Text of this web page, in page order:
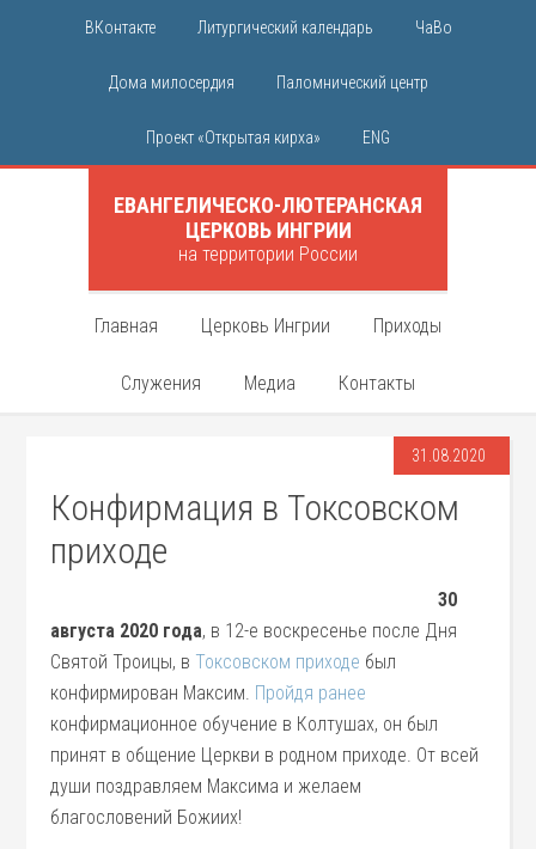
ВКонтакте Литургический календарь ЧаВо
Дома милосердия Паломнический центр
Проект «Открытая кирха» ENG
ЕВАНГЕЛИЧЕСКО-ЛЮТЕРАНСКАЯ
ЦЕРКОВЬ ИНГРИИ
на территории России
Главная Церковь Ингрии Приходы
Служения Медиа Контакты
31.08.2020
Конфирмация в Токсовском
приходе
30
августа 2020 года, в 12-е воскресенье после Дня
Святой Троицы, в Токсовском приходе был
конфирмирован Максим. Пройдя ранее
конфирмационное обучение в Колтушах, он был
принят в общение Церкви в родном приходе. От всей
души поздравляем Максима и желаем
благословений Божиих!